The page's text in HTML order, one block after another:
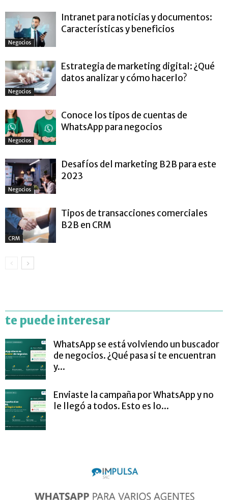
Negocios
Intranet para noticias y documentos:
Características y beneficios
Negocios
Estrategia de marketing digital: ¿Qué
datos analizar y cómo hacerlo?
Negocios
Conoce los tipos de cuentas de
WhatsApp para negocios
Negocios
Desafíos del marketing B2B para este
2023
CRM
Tipos de transacciones comerciales
B2B en CRM
te puede interesar
WhatsApp se está volviendo un buscador
de negocios. ¿Qué pasa si te encuentran
y...
Enviaste la campaña por WhatsApp y no
le llegó a todos. Esto es lo...